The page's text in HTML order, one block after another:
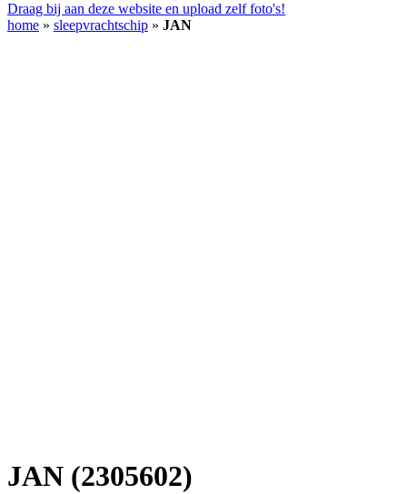
Draag bij aan deze website en upload zelf foto's!
home » sleepvrachtschip » JAN
JAN (2305602)